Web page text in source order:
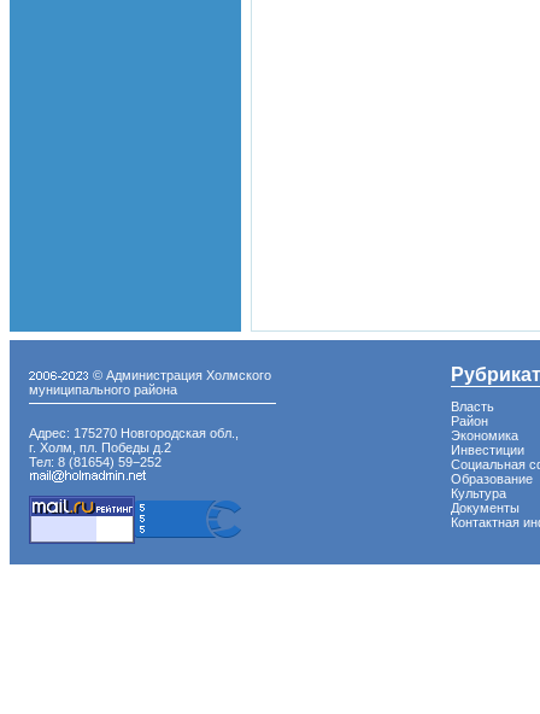
© Администрация Холмского
муниципального района
Адрес: 175270 Новгородская обл.,
г. Холм, пл. Победы д.2
Тел: 8 (81654) 59−252
Власть
Район
Экономика
Инвестиции
Социальная
Образование
Культура
Документы
Контактная